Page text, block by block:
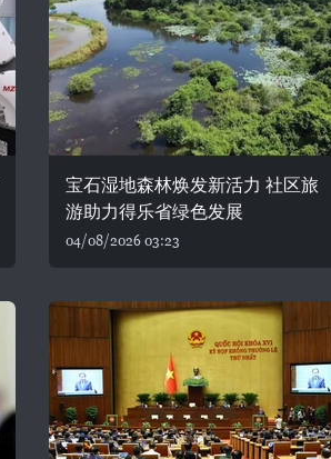
宝石湿地森林焕发新活力 社区旅
游助力得乐省绿色发展
04/08/2026 03:23